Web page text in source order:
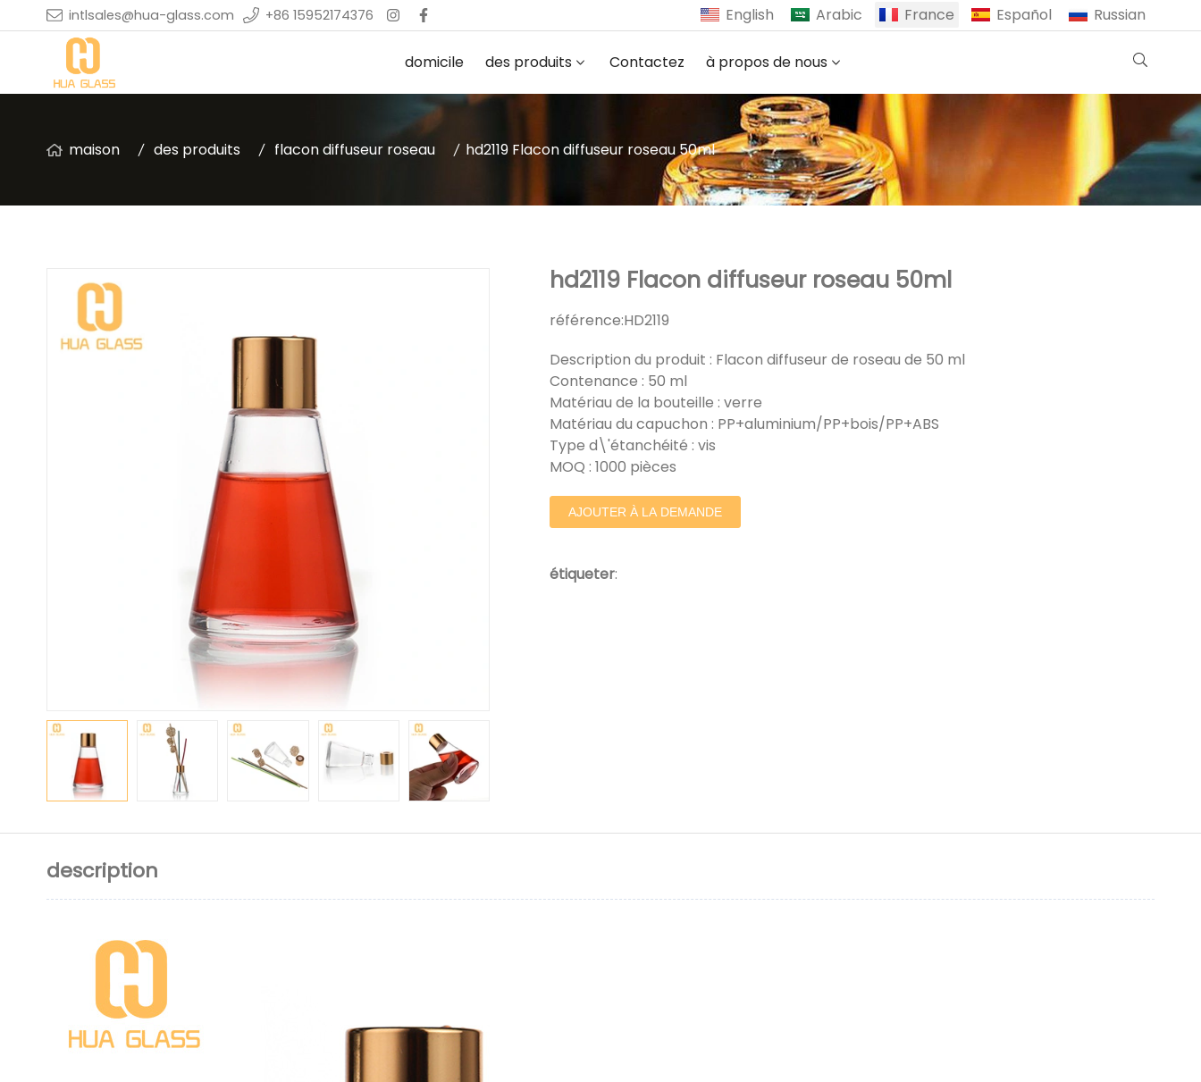
intlsales@hua-glass.com +86 15952174376 English Arabic France Español Russian
domicile des produits Contactez à propos de nous
maison des produits flacon diffuseur roseau hd2119 Flacon diffuseur roseau 50ml
hd2119 Flacon diffuseur roseau 50ml
référence:HD2119
Description du produit : Flacon diffuseur de roseau de 50 ml
Contenance : 50 ml
Matériau de la bouteille : verre
Matériau du capuchon : PP+aluminium/PP+bois/PP+ABS
Type d\'étanchéité : vis
MOQ : 1000 pièces
AJOUTER À LA DEMANDE
étiqueter:
description